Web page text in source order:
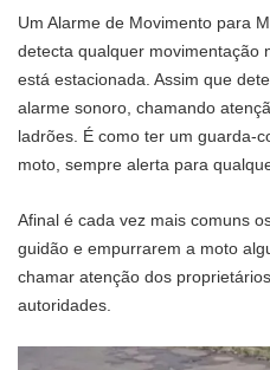
Um Alarme de Movimento para
detecta qualquer movimentação
está estacionada. Assim que
alarme sonoro, chamando
ladrões. É como ter um guarda-
moto, sempre alerta para
Afinal é cada vez mais comuns
guidão e empurrarem a moto
chamar atenção dos
autoridades.